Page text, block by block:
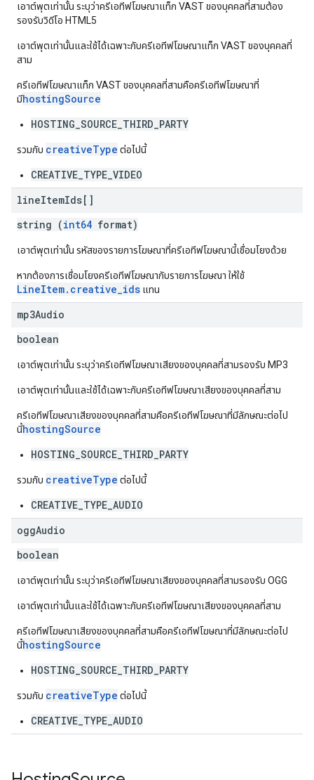
เอาต์พุตเท่านั้น ระบุว่าครีเอทีฟโฆษณาแท็ก VAST ของบุคคลที่สามต้อง
รองรับวิดีโอ HTML5
เอาต์พุตเท่านั้นและใช้ได้เฉพาะกับครีเอทีฟโฆษณาแท็ก VAST ของบุคคลที่
สาม
ครีเอทีฟโฆษณาแท็ก VAST ของบุคคลที่สามคือครีเอทีฟโฆษณาที่
มีhostingSource
HOSTING_SOURCE_THIRD_PARTY
รวมกับ creativeType ต่อไปนี้
CREATIVE_TYPE_VIDEO
lineItemIds[]
string (int64 format)
เอาต์พุตเท่านั้น รหัสของรายการโฆษณาที่ครีเอทีฟโฆษณานี้เชื่อมโยงด้วย
หากต้องการเชื่อมโยงครีเอทีฟโฆษณากับรายการโฆษณา ให้ใช้
LineItem.creative_ids แทน
mp3Audio
boolean
เอาต์พุตเท่านั้น ระบุว่าครีเอทีฟโฆษณาเสียงของบุคคลที่สามรองรับ MP3
เอาต์พุตเท่านั้นและใช้ได้เฉพาะกับครีเอทีฟโฆษณาเสียงของบุคคลที่สาม
ครีเอทีฟโฆษณาเสียงของบุคคลที่สามคือครีเอทีฟโฆษณาที่มีลักษณะต่อไป
นี้hostingSource
HOSTING_SOURCE_THIRD_PARTY
รวมกับ creativeType ต่อไปนี้
CREATIVE_TYPE_AUDIO
oggAudio
boolean
เอาต์พุตเท่านั้น ระบุว่าครีเอทีฟโฆษณาเสียงของบุคคลที่สามรองรับ OGG
เอาต์พุตเท่านั้นและใช้ได้เฉพาะกับครีเอทีฟโฆษณาเสียงของบุคคลที่สาม
ครีเอทีฟโฆษณาเสียงของบุคคลที่สามคือครีเอทีฟโฆษณาที่มีลักษณะต่อไป
นี้hostingSource
HOSTING_SOURCE_THIRD_PARTY
รวมกับ creativeType ต่อไปนี้
CREATIVE_TYPE_AUDIO